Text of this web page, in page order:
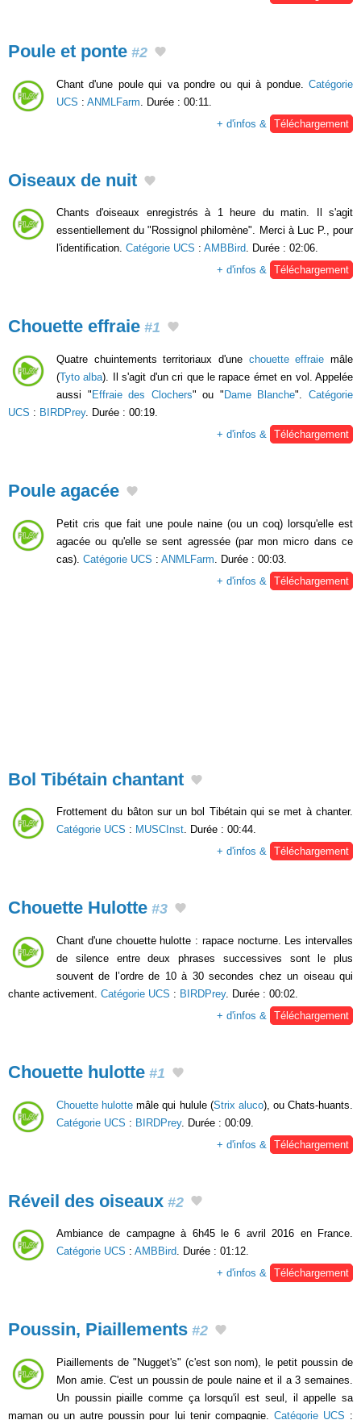
Poule et ponte #2
Chant d'une poule qui va pondre ou qui à pondue. Catégorie
UCS : ANMLFarm . Durée : 00:11.
+ d'infos &
Téléchargement
Oiseaux de nuit
Chants d'oiseaux enregistrés à 1 heure du matin. Il s'agit
essentiellement du "Rossignol philomène". Merci à Luc P., pour
l'identification. Catégorie UCS : AMBBird. Durée : 02:06.
+ d'infos & Téléchargement
Chouette effraie #1
Quatre chuintements territoriaux d'une chouette effraie mâle
(Tyto alba). Il s'agit d'un cri que le rapace émet en vol. Appelée
aussi " Effraie des Clochers" ou " Dame Blanche".Catégorie
UCS : BIRDPrey. Durée : 00:19.
+ d'infos & Téléchargement
Poule agacée
Petit cris que fait une poule naine (ou un coq) lorsqu'elle est
agacée ou qu'elle se sent agressée (par mon micro dans ce
cas). Catégorie UCS : ANMLFarm . Durée : 00:03.
+ d'infos &
Téléchargement
Bol Tibétain chantant
Frottement du bâton sur un bol Tibétain qui se met à chanter.
Catégorie UCS : MUSCInst. Durée : 00:44.
+ d'infos & Téléchargement
Chouette Hulotte #3
Chant d'une chouette hulotte : rapace nocturne. Les intervalles
de silence entre deux phrases successives sont le plus
souvent de l’ordre de 10 à 30 secondes chez un oiseau qui
chante activement. Catégorie UCS : BIRDPrey. Durée : 00:02.
+ d'infos & Téléchargement
Chouette hulotte #1
Chouette hulotte mâle qui hulule (Strix aluco), ou Chats-huants.
Catégorie UCS : BIRDPrey. Durée : 00:09.
+ d'infos &
Téléchargement
Réveil des oiseaux #2
Ambiance de campagne à 6h45 le 6 avril 2016 en France.
Catégorie UCS : AMBBird. Durée : 01:12.
+ d'infos & Téléchargement
Poussin, Piaillements #2
Piaillements de "Nugget's" (c'est son nom), le petit poussin de
Mon amie. C'est un poussin de poule naine et il a 3 semaines.
Un poussin piaille comme ça lorsqu'il est seul, il appelle sa
maman ou un autre poussin pour lui tenir compagnie. Catégorie UCS :